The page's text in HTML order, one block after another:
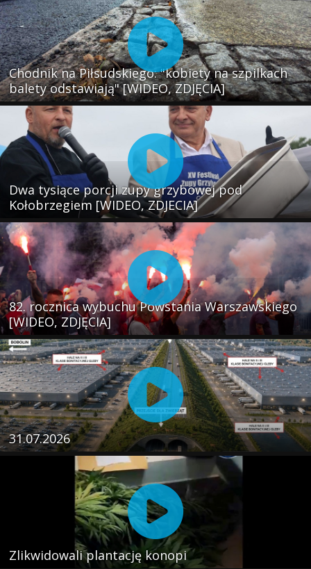
Chodnik na Piłsudskiego: "kobiety na szpilkach
balety odstawiają" [WIDEO, ZDJĘCIA]
Dwa tysiące porcji zupy grzybowej pod
Kołobrzegiem [WIDEO, ZDJECIA]
82. rocznica wybuchu Powstania Warszawskiego
[WIDEO, ZDJĘCIA]
31.07.2026
Zlikwidowali plantację konopi